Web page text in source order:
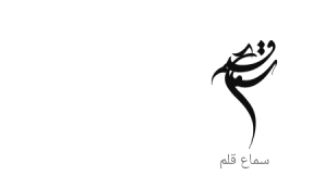
سماع قلم